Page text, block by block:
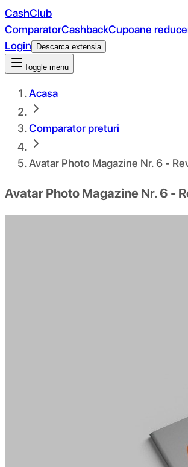
CashClub
ComparatorCashbackCupoane
Login
Descarca extensia
Toggle menu
Acasa
Comparator preturi
Avatar Photo Magazine Nr. 6 -
Avatar Photo Magazine Nr. 6 -